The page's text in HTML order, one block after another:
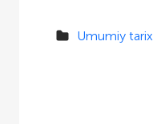
Umumiy tarix